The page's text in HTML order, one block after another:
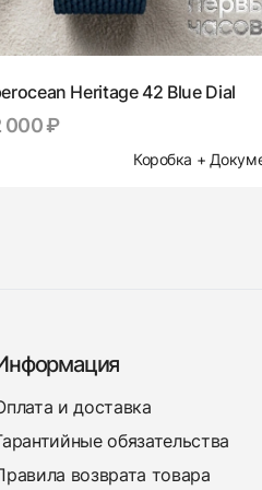
Heritage 42 Blue Dial
000 ₽
Коробка +
и доставка
обязательства
возврата товара